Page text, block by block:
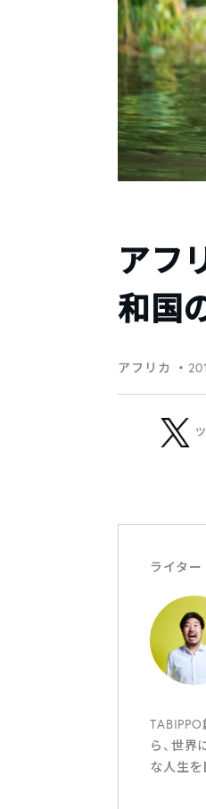
アフ
和国
アフリカ ・
ライター
ら、世
な人生を